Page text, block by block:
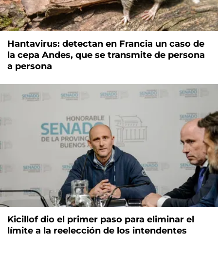
Hantavirus: detectan en Francia un caso de
la cepa Andes, que se transmite de persona
a persona
Kicillof dio el primer paso para eliminar el
límite a la reelección de los intendentes